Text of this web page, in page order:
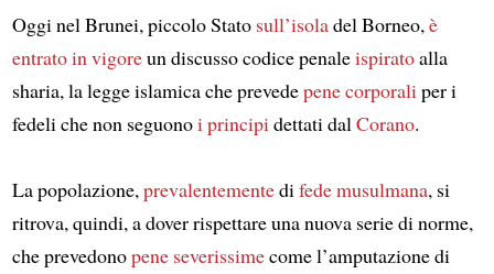
Oggi nel Brunei, piccolo Stato sull’isoladel Borneo,è
entrato in vigoreun discusso codice penaleispiratoalla
sharia, la legge islamica che prevedepene corporaliper i
fedeli che non seguonoi principidettati dalCorano.
La popolazione,prevalentementedifede musulmana, si
ritrova, quindi, a dover rispettare una nuova serie di norme,
che prevedonopene severissimecome l’amputazione di